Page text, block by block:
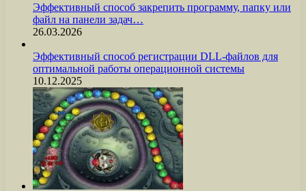
Эффективный способ закрепить программу, папку или
файл на панели задач…
26.03.2026
Эффективный способ регистрации DLL-файлов для
оптимальной работы операционной системы
10.12.2025